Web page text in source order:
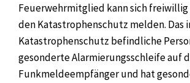
Feuerwehrmitglied kann sich
den Katastrophenschutz melden. Das
Katastrophenschutz befindliche
gesonderte Alarmierungsschleife auf
Funkmeldeempfänger und hat